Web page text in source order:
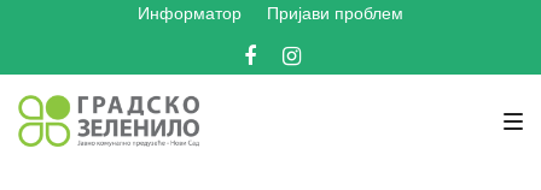
main
navigation
content
footer
Информатор Пријави проблем
FacebookInstagram